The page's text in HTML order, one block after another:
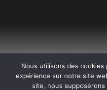
Une création de
Nous utilisons des cookies
expérience sur notre site
site, nous